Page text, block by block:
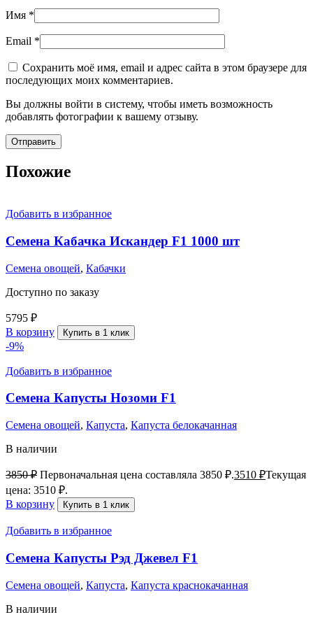
Имя *
Email *
Сохранить моё имя, email и адрес сайта в этом браузере для
последующих моих комментариев.
Вы должны войти в систему, чтобы иметь возможность
добавлять фотографии к вашему отзыву.
Похожие
Добавить в избранное
Семена Кабачка Искандер F1 1000 шт
Семена овощей, Кабачки
Доступно по заказу
5795 ₽
В корзину
Купить в 1 клик
-9%
Добавить в избранное
Семена Капусты Нозоми F1
Семена овощей, Капуста, Капуста белокачанная
В наличии
3850₽ Первоначальная цена составляла 3850 ₽.3510 ₽Текущая
цена: 3510 ₽.
В корзину
Купить в 1 клик
Добавить в избранное
Семена Капусты Рэд Джевел F1
Семена овощей, Капуста, Капуста краснокачанная
В наличии